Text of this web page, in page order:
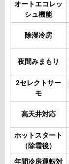
オートエコレッ
シュ機能
除湿冷房
夜間みまもり
2セレクトサー
モ
高天井対応
ホットスタート
（除霜後）
年間冷房運転対